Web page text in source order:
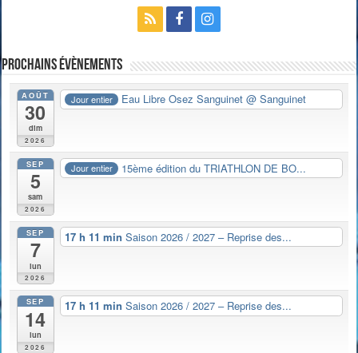
Prochains évènements
AOÛT
30
dim
2026
Jour entier Eau Libre Osez Sanguinet@ Sanguinet
SEP
5
sam
2026
Jour entier 15ème édition du TRIATHLON DE BO...
SEP
7
lun
2026
17 h 11 min Saison 2026 / 2027 – Reprise des...
SEP
14
lun
2026
17 h 11 min Saison 2026 / 2027 – Reprise des...